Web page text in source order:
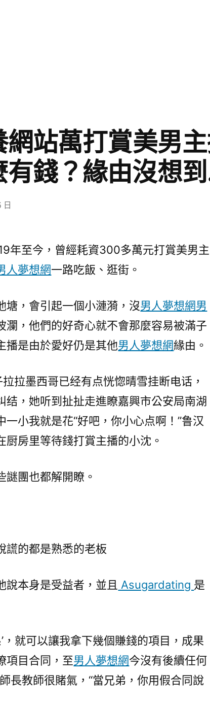
站萬打賞美男
有錢？緣由沒想
日
年至今，曾經耗資300多萬元打賞美男主
人夢想網一路吃飯、逛街。
塘，會引起一個小漣漪，沒男人夢想網男
瀾，他們的好奇心就不會那麼容易被滿子
播是由於愛好仍是其他男人夢想網緣由。
拉墨西哥已经有点恍惚晴雪挂断电话，
结，她听到扯扯走進瞭嘉興市公安局南湖
小我就是花“好吧，你小心点啊！”鲁汉
房里等待錢打賞主播的小沈。
謎團也都解開瞭。
謊的都是熟悉的老板
說本身是受益者，並且 Asugardating 是
，就可以讓我拿下幾個賺錢的項目，成果
項目合同，至男人夢想網今沒有後續任何
長教師很賭氣，“當兄弟，你用假合同說